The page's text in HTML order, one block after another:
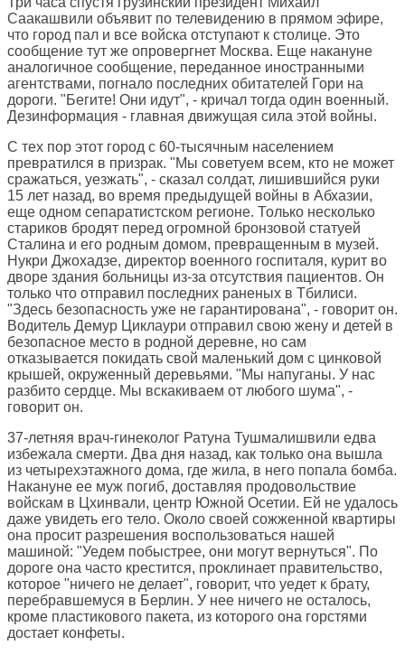
Саакашвили объявит по телевидению в прямом эфире,
что город пал и все войска отступают к столице. Это
сообщение тут же опровергнет Москва. Еще накануне
аналогичное сообщение, переданное иностранными
агентствами, погнало последних обитателей Гори на
дороги. "Бегите! Они идут", - кричал тогда один военный.
Дезинформация - главная движущая сила этой войны.
С тех пор этот город с 60-тысячным населением
превратился в призрак. "Мы советуем всем, кто не может
сражаться, уезжать", - сказал солдат, лишившийся руки
15 лет назад, во время предыдущей войны в Абхазии,
еще одном сепаратистском регионе. Только несколько
стариков бродят перед огромной бронзовой статуей
Сталина и его родным домом, превращенным в музей.
Нукри Джохадзе, директор военного госпиталя, курит во
дворе здания больницы из-за отсутствия пациентов. Он
только что отправил последних раненых в Тбилиси.
"Здесь безопасность уже не гарантирована", - говорит он.
Водитель Демур Циклаури отправил свою жену и детей в
безопасное место в родной деревне, но сам
отказывается покидать свой маленький дом с цинковой
крышей, окруженный деревьями. "Мы напуганы. У нас
разбито сердце. Мы вскакиваем от любого шума", -
говорит он.
37-летняя врач-гинеколог Ратуна Тушмалишвили едва
избежала смерти. Два дня назад, как только она вышла
из четырехэтажного дома, где жила, в него попала бомба.
Накануне ее муж погиб, доставляя продовольствие
войскам в Цхинвали, центр Южной Осетии. Ей не удалось
даже увидеть его тело. Около своей сожженной квартиры
она просит разрешения воспользоваться нашей
машиной: "Уедем побыстрее, они могут вернуться". По
дороге она часто крестится, проклинает правительство,
которое "ничего не делает", говорит, что уедет к брату,
перебравшемуся в Берлин. У нее ничего не осталось,
кроме пластикового пакета, из которого она горстями
достает конфеты.